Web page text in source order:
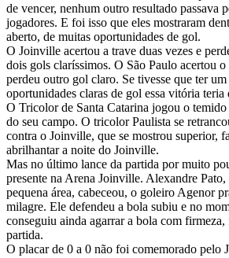
de vencer, nenhum outro resultado passava
jogadores. E foi isso que eles mostraram
aberto, de muitas oportunidades de gol.
O Joinville acertou a trave duas vezes e
dois gols claríssimos. O São Paulo acertou o
perdeu outro gol claro. Se tivesse que ter
oportunidades claras de gol essa vitória
O Tricolor de Santa Catarina jogou o
do seu campo. O tricolor Paulista se
contra o Joinville, que se mostrou superior,
abrilhantar a noite do Joinville.
Mas no último lance da partida por muito
presente na Arena Joinville. Alexandre
pequena área, cabeceou, o goleiro Agenor
milagre. Ele defendeu a bola subiu e no
conseguiu ainda agarrar a bola com
partida.
O placar de 0 a 0 não foi comemorado pelo